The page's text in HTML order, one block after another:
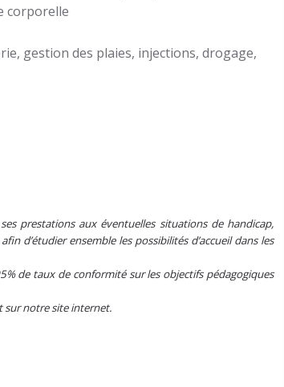
corporelle
gestion des plaies, injections, drogage,
prestations aux éventuelles situations de handicap,
d’étudier ensemble les possibilités d’accueil dans les
de taux de conformité sur les objectifs pédagogiques
sur notre site internet.